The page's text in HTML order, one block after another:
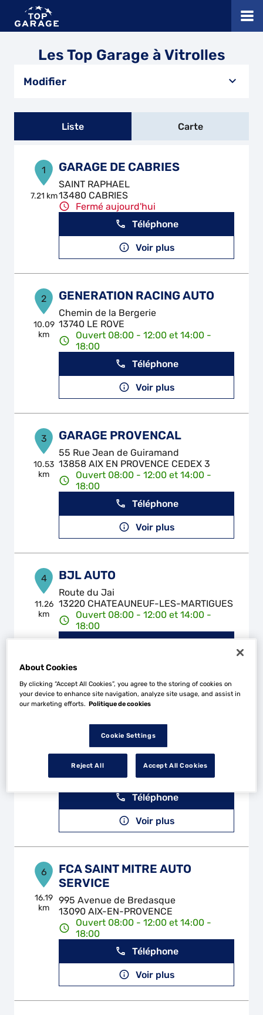
Les Top Garage à Vitrolles
Modifier
Liste Carte
1
7.21 km
GARAGE DE CABRIES
SAINT RAPHAEL
13480 CABRIES
Fermé aujourd'hui
Téléphone
Voir plus
2
10.09
km
GENERATION RACING AUTO
Chemin de la Bergerie
13740 LE ROVE
Ouvert 08:00 - 12:00 et 14:00 -
18:00
Téléphone
Voir plus
3
10.53
km
GARAGE PROVENCAL
55 Rue Jean de Guiramand
13858 AIX EN PROVENCE CEDEX 3
Ouvert 08:00 - 12:00 et 14:00 -
18:00
Téléphone
Voir plus
4
11.26
km
BJL AUTO
Route du Jai
13220 CHATEAUNEUF-LES-MARTIGUES
Ouvert 08:00 - 12:00 et 14:00 -
18:00
km
ELECTRIC AUTO
75 Allee des Platanes les Milles
13290 AIX-EN-PROVENCE
Ouvert 08:00 - 12:00 et 13:30 -
17:30
Téléphone
Voir plus
6
16.19
km
FCA SAINT MITRE AUTO
SERVICE
995 Avenue de Bredasque
13090 AIX-EN-PROVENCE
Ouvert 08:00 - 12:00 et 14:00 -
18:00
Téléphone
Voir plus
About Cookies
By clicking “Accept All Cookies”, you agree to the storing of cookies on
your device to enhance site navigation, analyze site usage, and assist in
our marketing efforts. Politique de cookies
Cookie Settings
Reject All Accept All Cookies